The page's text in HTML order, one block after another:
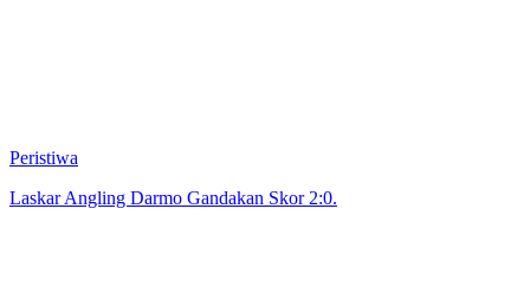
Peristiwa
Laskar Angling Darmo Gandakan Skor 2:0.